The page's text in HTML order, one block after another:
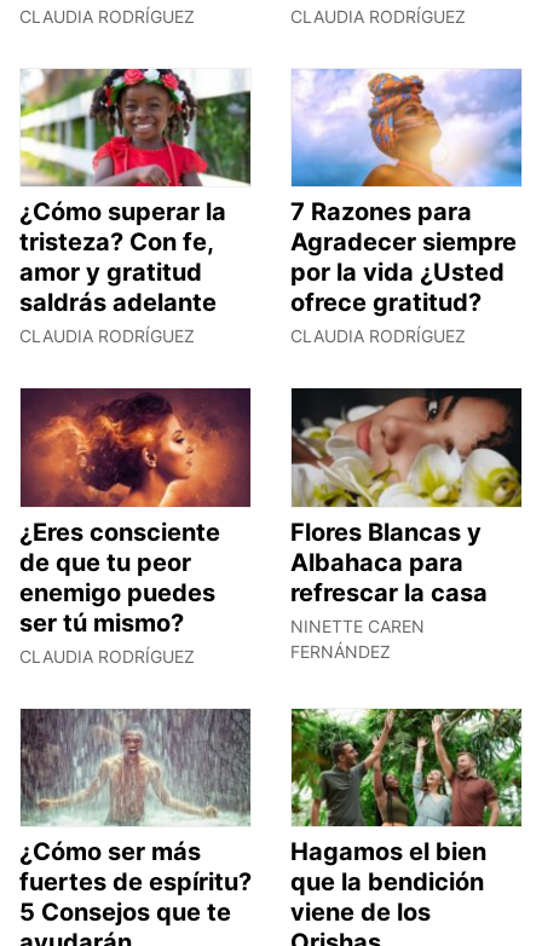
CLAUDIA RODRÍGUEZ CLAUDIA RODRÍGUEZ
¿Cómo superar la
tristeza? Con fe,
amor y gratitud
saldrás adelante
CLAUDIA RODRÍGUEZ
7 Razones para
Agradecer siempre
por la vida ¿Usted
ofrece gratitud?
CLAUDIA RODRÍGUEZ
¿Eres consciente
de que tu peor
enemigo puedes
ser tú mismo?
CLAUDIA RODRÍGUEZ
Flores Blancas y
Albahaca para
refrescar la casa
NINETTE CAREN
FERNÁNDEZ
¿Cómo ser más
fuertes de espíritu?
5 Consejos que te
Hagamos el bien
que la bendición
viene de los